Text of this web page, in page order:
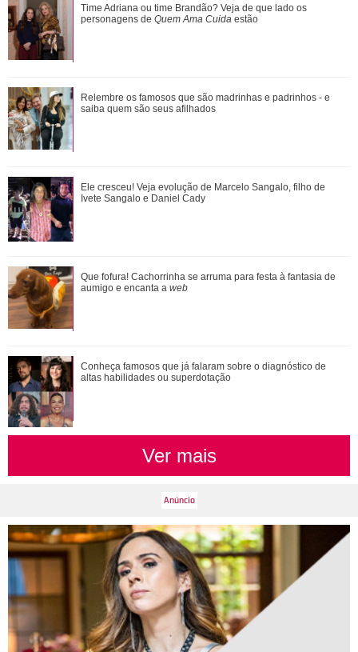
Emma Heming revela que estava noiva quando conheceu
Bruce Willis: Adorava estar perto dele
Leonardo compra 60 porcos e brinca ao ter dificuldade com
pagamento: Vou pedir ajuda
Em parceria com Sandy, Laura Pausini lança versão em
português de Quando Chove
Ela arrasa corações! Relembre os amores da vida de Ivete
Sangalo
Adam Sandler anuncia Gente Grande 3 e compartilha foto
com elenco
Time Adriana ou time Brandão? Veja de que lado os
personagens de Quem Ama Cuida estão
Relembre os famosos que são madrinhas e padrinhos - e
saiba quem são seus afilhados
Ele cresceu! Veja evolução de Marcelo Sangalo, filho de
Ivete Sangalo e Daniel Cady
Que fofura! Cachorrinha se arruma para festa à fantasia de
aumigo e encanta a web
Conheça famosos que já falaram sobre o diagnóstico de
altas habilidades ou superdotação
Ver mais